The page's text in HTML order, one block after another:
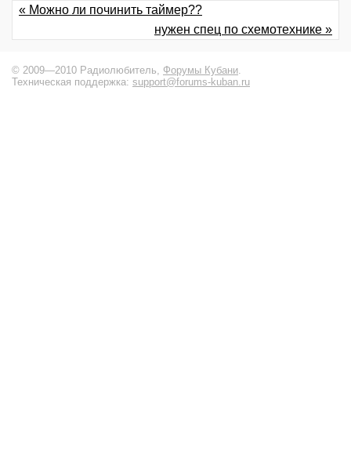
« Можно ли починить таймер??
нужен спец по схемотехнике »
© 2009—2010 Радиолюбитель, Форумы Кубани.
Техническая поддержка: support@forums-kuban.ru